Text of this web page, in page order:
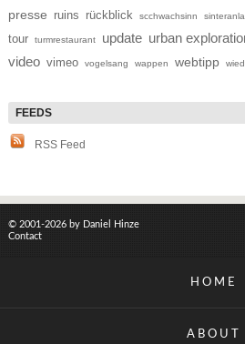
presse ruins rückblick scchwachsinn
tour turmrestaurant update urban
video vimeo vogelsang wappen webtipp
RSS Feed
© 2001-2026 by Daniel Hinze
Contact
HOME
ABOUT